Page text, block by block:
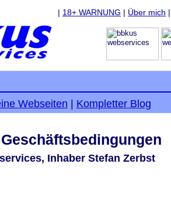
| 18+ WARNUNG | Über mich
Webseiten Kompletter Blog
Inhaber Stefan Zerbst